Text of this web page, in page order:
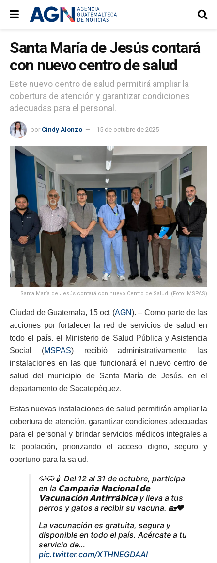
Santa María de Jesús contará
con nuevo centro de salud
Este nuevo centro de salud permitirá ampliar la
cobertura de atención y garantizar condiciones
adecuadas para el personal.
por Cindy Alonzo 15 de octubre de 2025
Santa María de Jesús contará con nuevo Centro de Salud. (Foto: MSPAS)
Ciudad de Guatemala, 15 oct (AGN). – Como parte de las
acciones por fortalecer la red de servicios de salud en
todo el país, el Ministerio de Salud Pública y Asistencia
Social (MSPAS) recibió administrativamente las
instalaciones en las que funcionará el nuevo centro de
salud del municipio de Santa María de Jesús, en el
departamento de Sacatepéquez.
Estas nuevas instalaciones de salud permitirán ampliar la
cobertura de atención, garantizar condiciones adecuadas
para el personal y brindar servicios médicos integrales a
la población, priorizando el acceso digno, seguro y
oportuno para la salud.
🐶🐱💉 Del 12 al 31 de octubre, participa
en la 𝗖𝗮𝗺𝗽𝗮𝗻̃𝗮 𝗡𝗮𝗰𝗶𝗼𝗻𝗮𝗹 𝗱𝗲
𝗩𝗮𝗰𝘂𝗻𝗮𝗰𝗶𝗼́𝗻 𝗔𝗻𝘁𝗶𝗿𝗿𝗮́𝗯𝗶𝗰𝗮 y lleva a tus
perros y gatos a recibir su vacuna. 🏡❤️
La vacunación es gratuita, segura y
disponible en todo el país. Acércate a tu
servicio de…
pic.twitter.com/XTHNEGDAAI